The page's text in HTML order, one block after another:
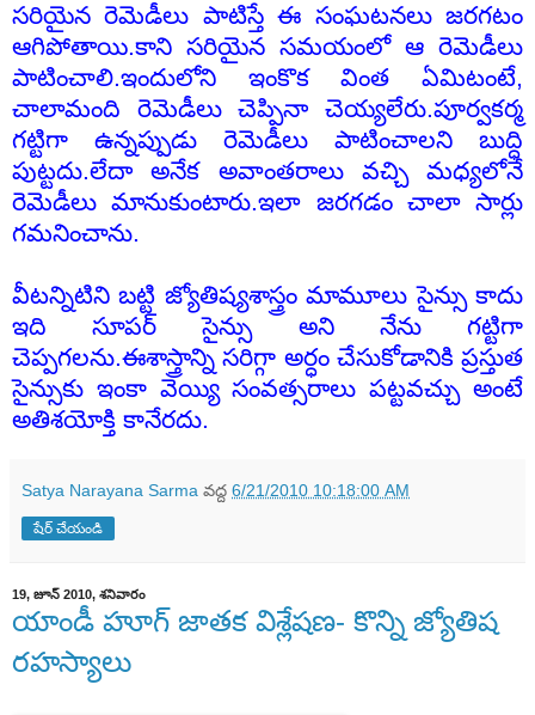
సరియైన రెమెడీలు పాటిస్తే ఈ సంఘటనలు జరగటం
ఆగిపోతాయి.కాని సరియైన సమయంలో ఆ రెమెడీలు
పాటించాలి.ఇందులోని ఇంకొక వింత ఏమిటంటే,
చాలామంది రెమెడీలు చెప్పినా చెయ్యలేరు.పూర్వకర్మ
గట్టిగా ఉన్నప్పుడు రెమెడీలు పాటించాలని బుద్ధి
పుట్టదు.లేదా అనేక అవాంతరాలు వచ్చి మధ్యలోనే
రెమెడీలు మానుకుంటారు.ఇలా జరగడం చాలా సార్లు
గమనించాను.
వీటన్నిటిని బట్టి జ్యోతిష్యశాస్త్రం మామూలు సైన్సు కాదు
ఇది సూపర్ సైన్సు అని నేను గట్టిగా
చెప్పగలను.ఈశాస్త్రాన్ని సరిగ్గా అర్ధం చేసుకోడానికి ప్రస్తుత
సైన్సుకు ఇంకా వెయ్యి సంవత్సరాలు పట్టవచ్చు అంటే
అతిశయోక్తి కానేరదు.
Satya Narayana Sarma వద్ద 6/21/2010 10:18:00 AM
షేర్ చేయండి
19, జూన్ 2010, శనివారం
యాండీ హూగ్ జాతక విశ్లేషణ- కొన్ని జ్యోతిష
రహస్యాలు